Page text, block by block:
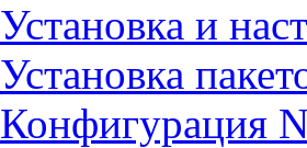
Установка и
Установка
Конфигурация